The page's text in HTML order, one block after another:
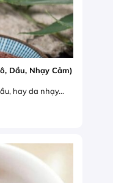
Dầu, Nhạy Cảm)
hay da nhạy...